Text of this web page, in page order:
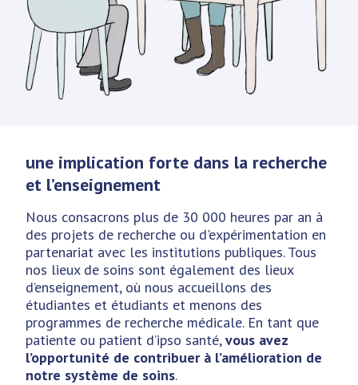
une implication forte dans la recherche
et l’enseignement
Nous consacrons plus de 30 000 heures par an à
des projets de recherche ou d'expérimentation en
partenariat avec les institutions publiques. Tous
nos lieux de soins sont également des lieux
d’enseignement, où nous accueillons des
étudiantes et étudiants et menons des
programmes de recherche médicale. En tant que
patiente ou patient d’ipso santé, vous avez
l’opportunité de contribuer à l’amélioration de
notre système de soins.